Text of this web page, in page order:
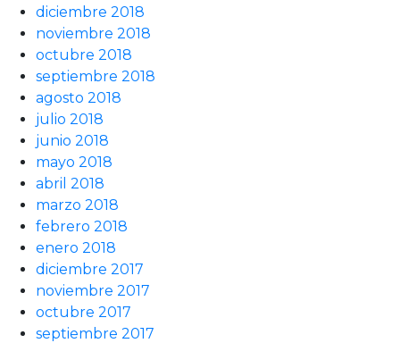
diciembre 2018
noviembre 2018
octubre 2018
septiembre 2018
agosto 2018
julio 2018
junio 2018
mayo 2018
abril 2018
marzo 2018
febrero 2018
enero 2018
diciembre 2017
noviembre 2017
octubre 2017
septiembre 2017